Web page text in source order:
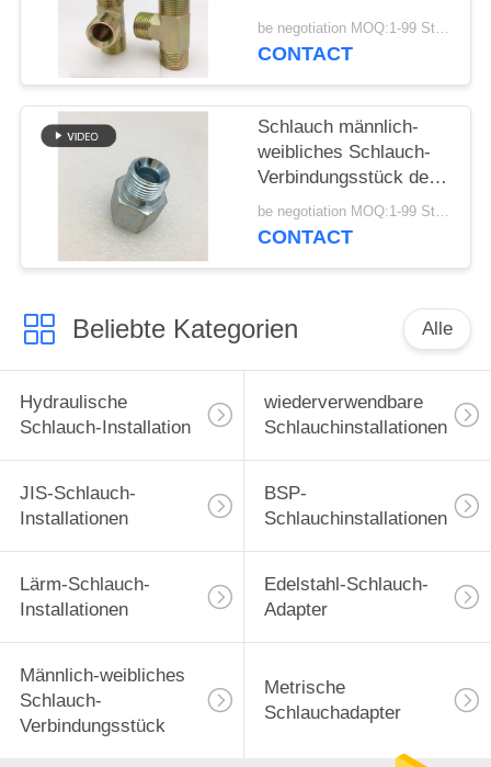
Schlauch-
Verbindungsstück 60
be negotiation MOQ:1-99 Stücke
CONTACT
Schlauch männlich-
weibliches Schlauch-
Verbindungsstück des
Hahn-Düse G1/2“
be negotiation MOQ:1-99 Stücke
CONTACT
Beliebte Kategorien Alle
Hydraulische
Schlauch-Installation
wiederverwendbare
Schlauchinstallationen
JIS-Schlauch-
Installationen
BSP-
Schlauchinstallationen
Lärm-Schlauch-
Installationen
Edelstahl-Schlauch-
Adapter
Männlich-weibliches
Schlauch-
Verbindungsstück
Metrische
Schlauchadapter